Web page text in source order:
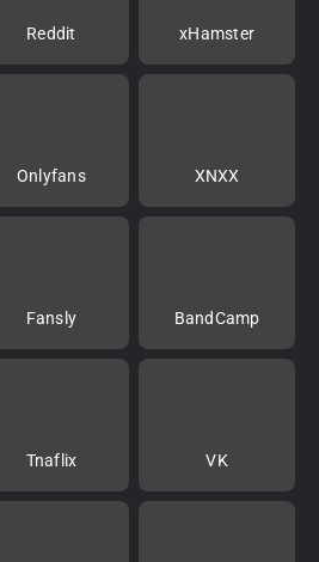
Reddit xHamster
Onlyfans XNXX
Fansly BandCamp
Tnaflix VK